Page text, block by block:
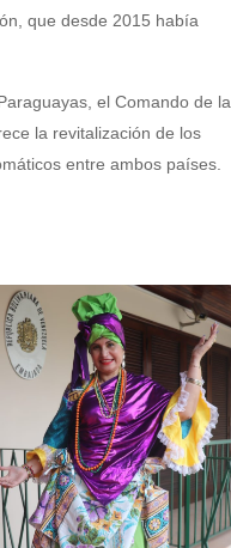
que desde 2015 había
el Comando de la
la revitalización de los
entre ambos países.